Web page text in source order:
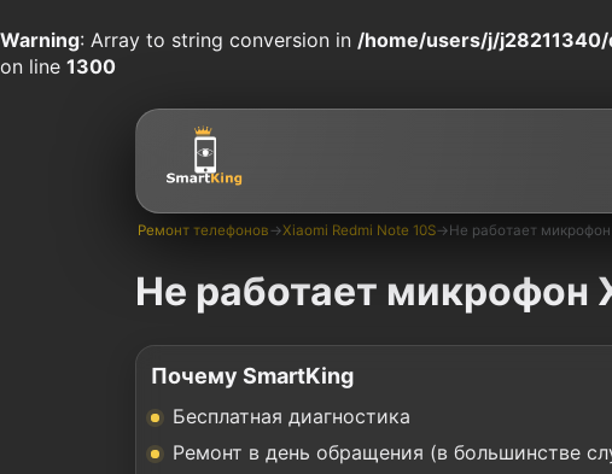
Warning: Array to string conversion in /home/users/j/
on line 1300
Ремонт телефонов→Xiaomi Redmi Note 10S→Не работает микрофон
Не работает микрофон
Почему SmartKing
Бесплатная диагностика
Ремонт в день обращения (в большинстве